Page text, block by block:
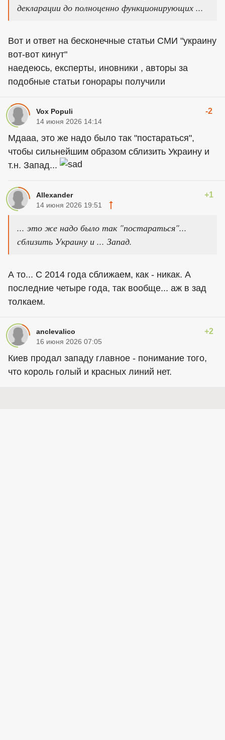
декларации до полноценно функционирующих ...
Вот и ответ на бесконечные статьи СМИ "украину
вот-вот кинут"
наедеюсь, експерты, иновники , авторы за
подобные статьи гонорары получили
Vox Populi -2
14 июня 2026 14:14
Мдааа, это же надо было так "постараться",
чтобы сильнейшим образом сблизить Украину и
т.н. Запад...
Allexander +1
14 июня 2026 19:51
... это же надо было так "постараться"...
сблизить Украину и ... Запад.
А то... С 2014 года сближаем, как - никак. А
последние четыре года, так вообще... аж в зад
толкаем.
anclevalico +2
16 июня 2026 07:05
Киев продал западу главное - понимание того,
что король голый и красных линий нет.